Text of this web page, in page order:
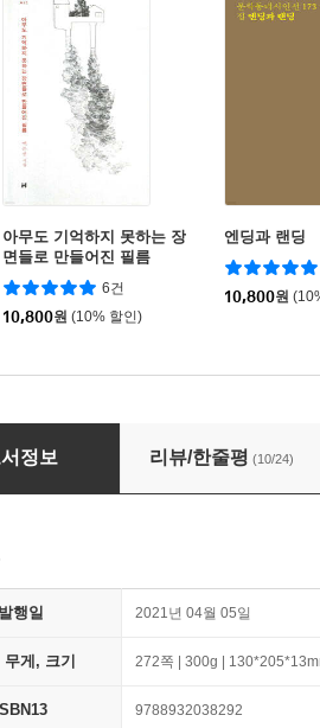
아무도 기억하지 못하는 장
면들로 만들어진 필름
6건
10,800원 (10% 할인)
엔딩과 랜딩
10,800원
분
정보 리뷰/한줄평 (10/24)
발행일 2021년 04월 05일
게, 크기 272쪽 | 300g |
ISBN13 9788932038292